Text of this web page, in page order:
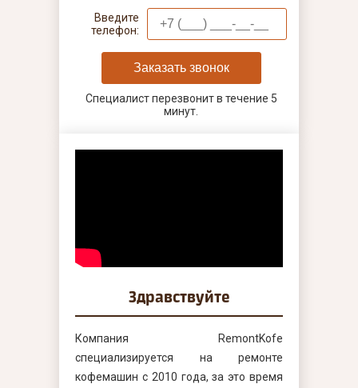
Введите
телефон:
Заказать звонок
Специалист перезвонит в течение 5
минут.
Здравствуйте
Компания RemontKofe
специализируется на ремонте
кофемашин с 2010 года, за это время